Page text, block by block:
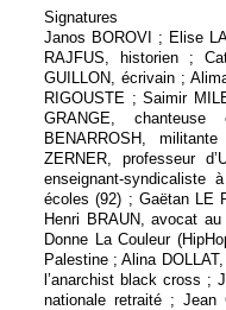
Signatures
Janos BOROVI ; Elise
RAJFUS, historien ;
GUILLON, écrivain ;
RIGOUSTE ; Saimir
GRANGE,
BENARROSH,
ZERNER, professeur
enseignant-syndicaliste
écoles (92) ; Gaëtan LE
Henri BRAUN, avocat
Donne La Couleur
Palestine ; Alina
l’anarchist black cross ;
nationale retraité ; Jean